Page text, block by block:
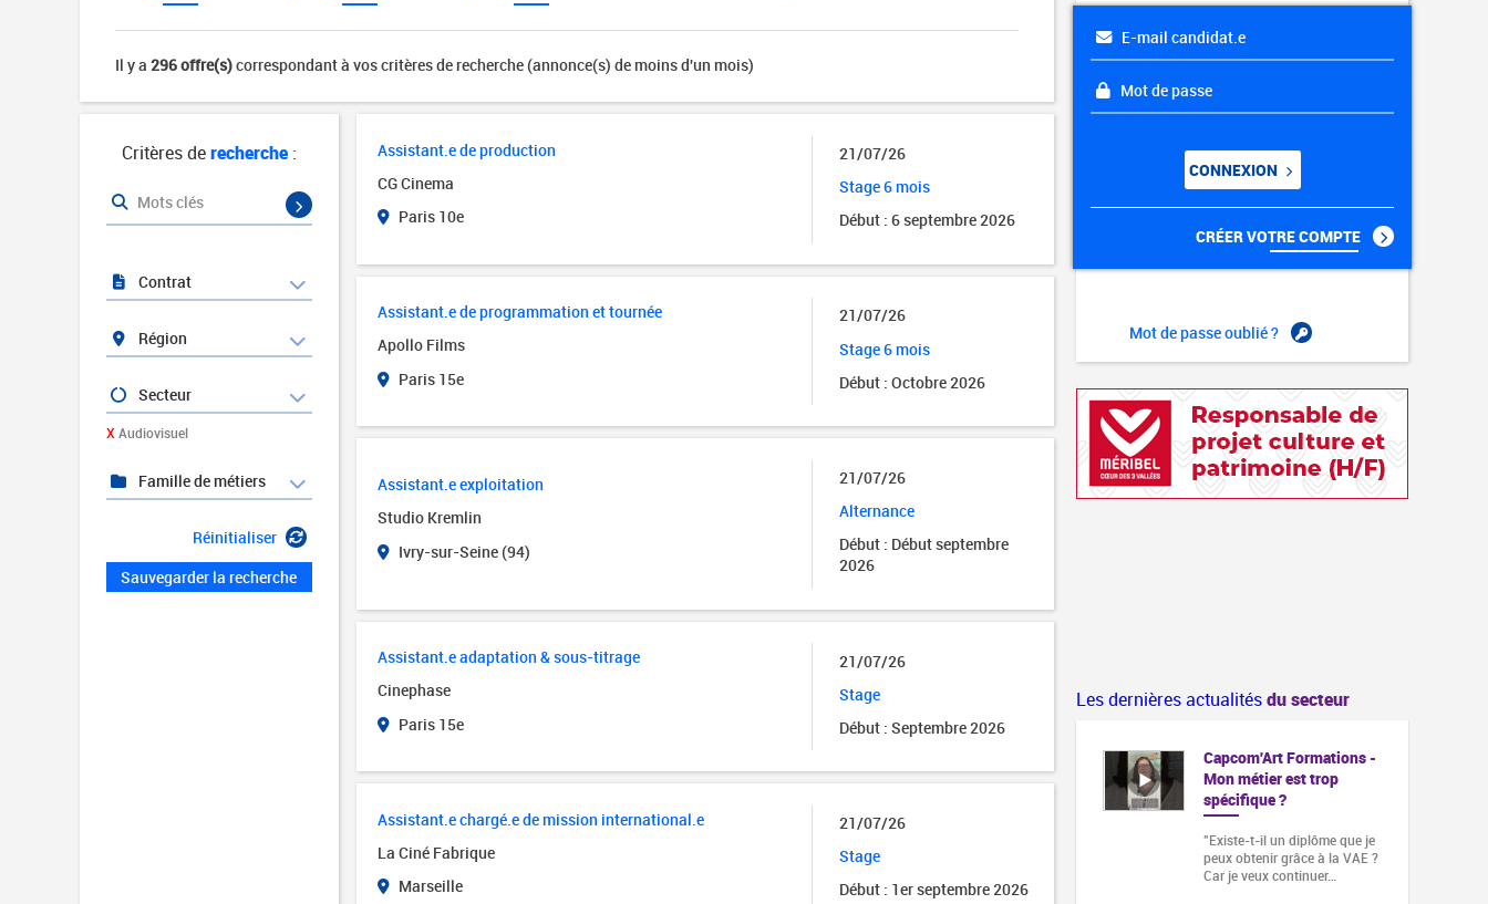
Il y a 296 offre(s)correspondant à vos critères de recherche (annonce(s) de moins d'un mois)
Assistant.e de production
CG Cinema
Paris 10e
21/07/26
Stage 6 mois
Début : 6 septembre 2026
Assistant.e de programmation et tournée
Apollo Films
Paris 15e
21/07/26
Stage 6 mois
Début : Octobre 2026
Assistant.e exploitation
Studio Kremlin
Ivry-sur-Seine (94)
21/07/26
Alternance
Début : Début septembre
2026
Assistant.e adaptation & sous-titrage
Cinephase
Paris 15e
21/07/26
Stage
Début : Septembre 2026
Assistant.e chargé.e de mission international.e
La Ciné Fabrique
Marseille
21/07/26
Stage
Début : 1er septembre 2026
Critères derecherche:
Mots clés
Contrat
Région
Secteur
XAudiovisuel
Famille de métiers
Réinitialiser
Sauvegarder la recherche
E-mail candidat.e
Mot de passe
CONNEXION
CRÉER VOTRE COMPTE
Mot de passe oublié ?
Les dernières actualitésdu secteur
Capcom'Art Formations -
Mon métier est trop
spécifique ?
"Existe-t-il un diplôme que je
peux obtenir grâce à la VAE ?
Car je veux continuer…